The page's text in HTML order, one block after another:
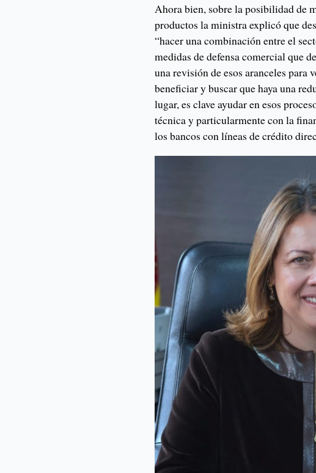
Ahora bien, sobre la posibilidad de
productos la ministra explicó que
“hacer una combinación entre el
medidas de defensa comercial que
una revisión de esos aranceles para
beneficiar y buscar que haya una
lugar, es clave ayudar en esos
técnica y particularmente con la
los bancos con líneas de crédito